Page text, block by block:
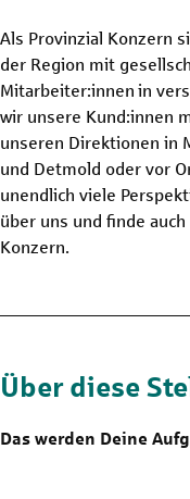
Als Provinzial Konzern
der Region mit
Mitarbeiter:innen in
wir unsere Kund:innen
unseren Direktionen in
und Detmold oder vor
unendlich viele
über uns und finde
Konzern.
Über diese
Das werden Deine